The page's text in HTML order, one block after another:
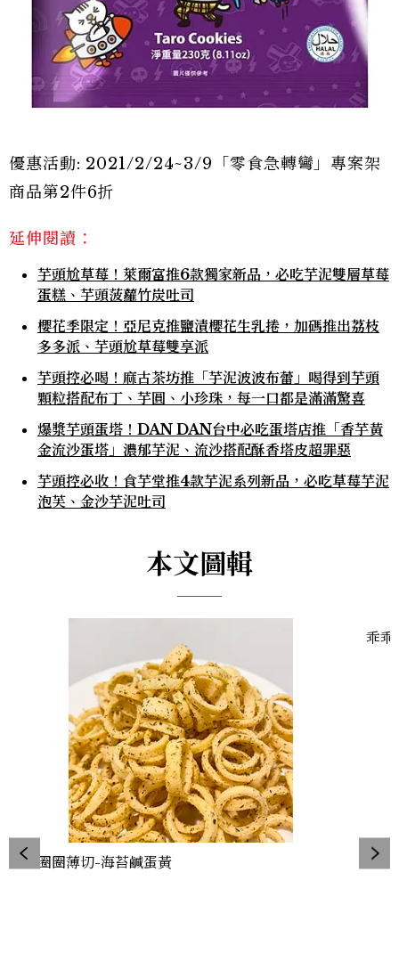
優惠活動: 2021/2/24~3/9「零食急轉彎」專案架
商品第2件6折
延伸閱讀：
芋頭尬草莓！萊爾富推6款獨家新品，必吃芋泥雙層草莓
蛋糕、芋頭菠蘿竹炭吐司
櫻花季限定！亞尼克推鹽漬櫻花生乳捲，加碼推出荔枝
多多派、芋頭尬草莓雙享派
芋頭控必喝！麻古茶坊推「芋泥波波布蕾」喝得到芋頭
顆粒搭配布丁、芋圓、小珍珠，每一口都是滿滿驚喜
爆漿芋頭蛋塔！DAN DAN台中必吃蛋塔店推「香芋黃
金流沙蛋塔」濃郁芋泥、流沙搭配酥香塔皮超罪惡
芋頭控必收！食芋堂推4款芋泥系列新品，必吃草莓芋泥
泡芙、金沙芋泥吐司
本文圖輯
薯圈圈薄切-海苔鹹蛋黃
乖乖